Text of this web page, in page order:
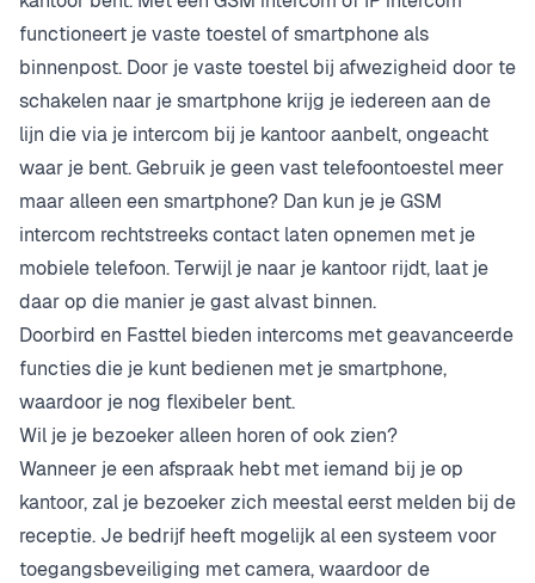
functioneert je vaste toestel of smartphone als
binnenpost. Door je vaste toestel bij afwezigheid door te
schakelen naar je smartphone krijg je iedereen aan de
lijn die via je intercom bij je kantoor aanbelt, ongeacht
waar je bent. Gebruik je geen vast telefoontoestel meer
maar alleen een smartphone? Dan kun je je GSM
intercom rechtstreeks contact laten opnemen met je
mobiele telefoon. Terwijl je naar je kantoor rijdt, laat je
daar op die manier je gast alvast binnen.
Doorbird en Fasttel bieden intercoms met geavanceerde
functies die je kunt bedienen met je smartphone,
waardoor je nog flexibeler bent.
Wil je je bezoeker alleen horen of ook zien?
Wanneer je een afspraak hebt met iemand bij je op
kantoor, zal je bezoeker zich meestal eerst melden bij de
receptie. Je bedrijf heeft mogelijk al een systeem voor
toegangsbeveiliging met camera, waardoor de